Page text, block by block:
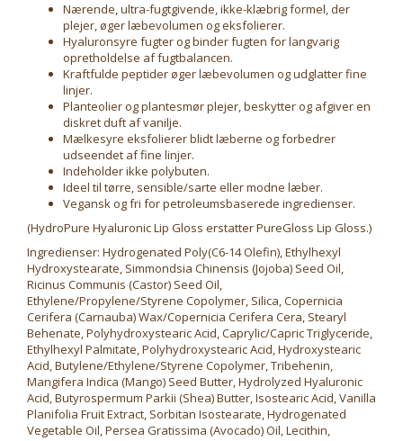
Nærende, ultra-fugtgivende, ikke-klæbrig formel, der
plejer, øger læbevolumen og eksfolierer.
Hyaluronsyre fugter og binder fugten for langvarig
opretholdelse af fugtbalancen.
Kraftfulde peptider øger læbevolumen og udglatter fine
linjer.
Planteolier og plantesmør plejer, beskytter og afgiver en
diskret duft af vanilje.
Mælkesyre eksfolierer blidt læberne og forbedrer
udseendet af fine linjer.
Indeholder ikke polybuten.
Ideel til tørre, sensible/sarte eller modne læber.
Vegansk og fri for petroleumsbaserede ingredienser.
(HydroPure Hyaluronic Lip Gloss erstatter PureGloss Lip Gloss.)
Ingredienser: Hydrogenated Poly(C6-14 Olefin), Ethylhexyl
Hydroxystearate, Simmondsia Chinensis (Jojoba) Seed Oil,
Ricinus Communis (Castor) Seed Oil,
Ethylene/Propylene/Styrene Copolymer, Silica, Copernicia
Cerifera (Carnauba) Wax/Copernicia Cerifera Cera, Stearyl
Behenate, Polyhydroxystearic Acid, Caprylic/Capric Triglyceride,
Ethylhexyl Palmitate, Polyhydroxystearic Acid, Hydroxystearic
Acid, Butylene/Ethylene/Styrene Copolymer, Tribehenin,
Mangifera Indica (Mango) Seed Butter, Hydrolyzed Hyaluronic
Acid, Butyrospermum Parkii (Shea) Butter, Isostearic Acid, Vanilla
Planifolia Fruit Extract, Sorbitan Isostearate, Hydrogenated
Vegetable Oil, Persea Gratissima (Avocado) Oil, Lecithin,